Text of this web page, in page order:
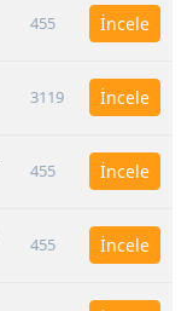
455 İncele
3119 İncele
455 İncele
455 İncele